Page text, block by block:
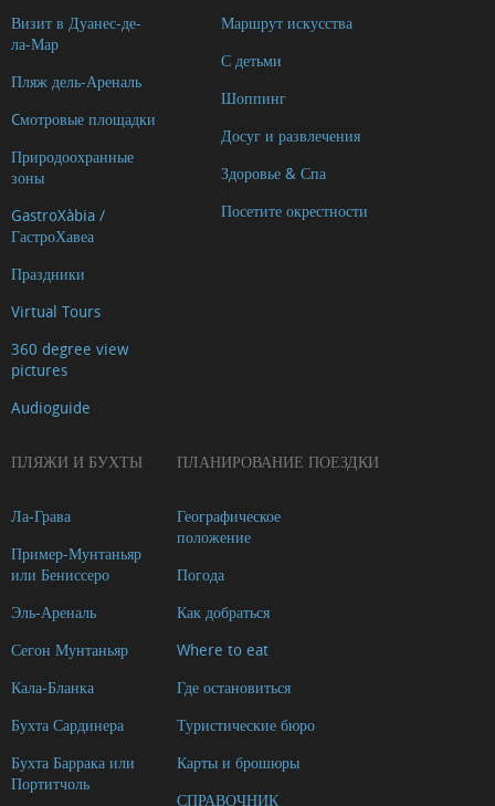
Визит в Дуанес-де-
ла-Мар
Пляж дель-Ареналь
Cмотровые площадки
Природоохранные
зоны
GastroXàbia /
ГастроХавеа
Праздники
Virtual Tours
360 degree view
pictures
Audioguide
Маршрут искусства
С детьми
Шоппинг
Досуг и развлечения
Здоровье & Спа
Посетите окрестности
ПЛЯЖИ И БУХТЫ
Ла-Грава
Пример-Мунтаньяр
или Бениссеро
Эль-Ареналь
Сегон Мунтаньяр
Кала-Бланка
Бухта Сардинера
Бухта Баррака или
Портитчоль
ПЛАНИРОВАНИЕ ПОЕЗДКИ
Географическое
положение
Погода
Как добраться
Where to eat
Где остановиться
Туристические бюро
Карты и брошюры
СПРАВОЧНИК